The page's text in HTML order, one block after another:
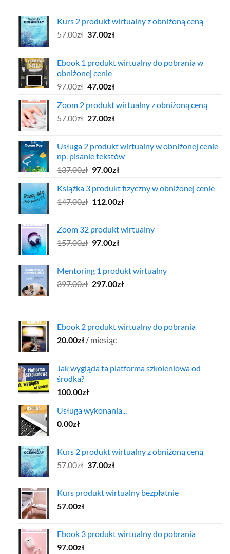
Kurs 2 produkt wirtualny z obniżoną ceną
57.00zł Pierwotna
57.00zł.
37.00złAktualna
37.00zł.
Ebook 1 produkt wirtualny do pobrania w
obniżonej cenie
97.00zł Pierwotna
wynosiła:
97.00zł.
47.00złAktualna
wynosi:
47.00zł.
Zoom 2 produkt wirtualny z obniżoną ceną
57.00zł Pierwotna
57.00zł.
27.00złAktualna
27.00zł.
Usługa 2 produkt wirtualny w obniżonej cenie
np. pisanie tekstów
137.00zł Pierwotna
wynosiła:
137.00zł.
97.00złAktualna
wynosi:
97.00zł.
Książka 3 produkt fizyczny w obniżonej cenie
147.00zł Pierwotna
147.00zł.
112.00złAktualna
112.00zł.
Zoom 32 produkt wirtualny
157.00zł Pierwotna
157.00zł.
97.00złAktualna
97.00zł.
Mentoring 1 produkt wirtualny
397.00zł Pierwotna
297.00złAktualna
Ebook 2 produkt wirtualny do pobrania
20.00zł / miesiąc
Jak wygląda ta platforma szkoleniowa od
środka?
100.00zł
Usługa wykonania...
0.00zł
Kurs 2 produkt wirtualny z obniżoną ceną
57.00zł Pierwotna
57.00zł.
37.00złAktualna
37.00zł.
Kurs produkt wirtualny bezpłatnie
57.00zł
Ebook 3 produkt wirtualny do pobrania
97.00zł